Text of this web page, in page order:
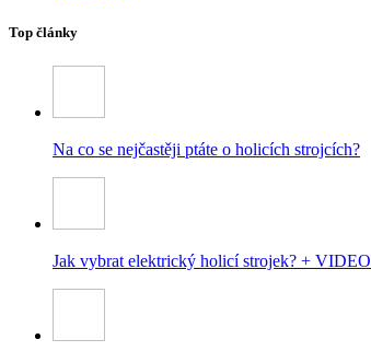
Top články
Na co se nejčastěji ptáte o holicích strojcích?
Jak vybrat elektrický holicí strojek? + VIDEO